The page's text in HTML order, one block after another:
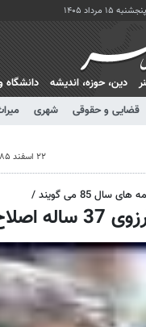
پنجشنبه ۱۵ مرداد ۱۴۰۵
دين، حوزه، انديشه دانشگاه
قضایی و حقوقی شهری
۲۲ اسفند ۱۳۸۵، ۱۳:۱۸
85 می گویند /
رانندگی